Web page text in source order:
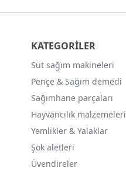
KATEGORİLER
Süt sağım makineleri
Pençe & Sağım demedi
Sağımhane parçaları
Hayvancılık malzemeleri
Yemlikler & Yalaklar
Şok aletleri
Üvendireler